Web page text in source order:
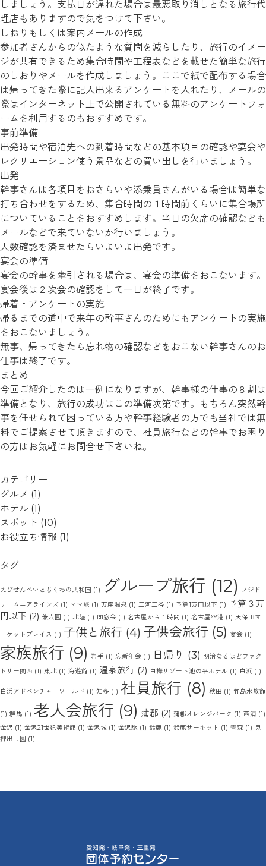
しましょう。支払日が遅れた場合は最悪取り消しとなる旅行代
理店もありますので気をつけて下さい。
しおりもしくは案内メールの作成
参加者さんからの似たような質問を減らしたり、旅行のイメー
ジが共有できるため集合時間や工程表などを載せた簡単な旅行
のしおりやメールを作成しましょう。ここで紙で配布する場合
は帰ってきた際に記入出来るアンケートを入れたり、メールの
際はインターネット上で公開されている無料のアンケートフォ
ームを利用するのもおすすめです。
事前準備
出発時間や宿泊先への到着時間などの基本項目の確認や宴会や
レクリエーション使う景品などの買い出しを行いましょう。
出発
幹事さんは各項目をおさらいや添乗員さんがいる場合は簡単な
打ち合わせをするため、集合時間の１時間前くらいに集合場所
についていることをおすすめします。当日の欠席の確認なども
メールなどで来ていないか行いましょう。
人数確認を済ませたらいよいよ出発です。
宴会の準備
宴会の幹事を牽引される場合は、宴会の準備をおこないます。
宴会後は２次会の確認をして一日が終了です。
帰着・アンケートの実施
帰るまでの道中で来年の幹事さんのためにもアンケートの実施
をおこないましょう。
無事、帰ってきたら忘れ物の確認などをおこない幹事さんのお
仕事は終了です。
まとめ
今回ご紹介したのは一例になりますが、幹事様の仕事の８割は
準備となり、旅行の成功はこの準備次第です。もちろん突然幹
事を任せられて困っている方や幹事経験者の方でも当社では無
料でご提案させて頂きますので、社員旅行などの幹事でお困り
の方はお気軽にお問合せ下さいね。
カテゴリー
グルメ (1)
ホテル (1)
スポット (10)
お役立ち情報 (1)
タグ
えびせんべいとちくわの共和国 (1) グループ旅行 (12)
フジド
リームエアラインズ (1) ママ旅 (1) 万座温泉 (1) 三河三谷 (1) 予算1万円以下 (1) 予算３万
円以下 (2) 兼六園 (1) 北陸 (1) 同窓会 (1) 名古屋から１時間 (1) 名古屋空港 (1) 天保山マ
ーケットプレイス (1) 子供と旅行 (4) 子供会旅行 (5) 宴会 (1)
家族旅行 (9) 岩手 (1) 忘新年会 (1) 日帰り (3) 明治なるほどファク
トリー関西 (1) 東北 (1) 海遊館 (1) 温泉旅行 (2) 白樺リゾート池の平ホテル (1) 白浜 (1)
白浜アドベンチャーワールド (1) 知多 (1) 社員旅行 (8) 秋田 (1) 竹島水族館
(1) 群馬 (1) 老人会旅行 (9) 蒲郡 (2) 蒲郡オレンジパーク (1) 西浦 (1)
金沢 (1) 金沢21世紀美術館 (1) 金沢城 (1) 金沢駅 (1) 鈴鹿 (1) 鈴鹿サーキット (1) 青森 (1) 鬼
押出し園 (1)